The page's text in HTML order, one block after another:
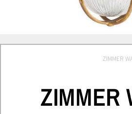
ZIMMER
ZIMMER